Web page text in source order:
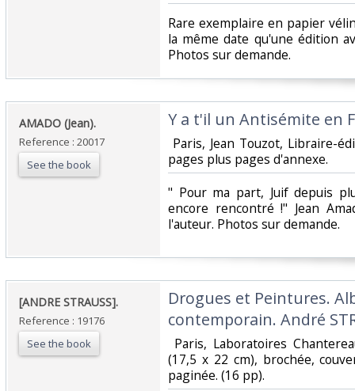
‎Rare exemplaire en papier
la même date qu'une édition
Photos sur demande.‎
‎AMADO (Jean).‎
Reference : 20017
See the book
‎Y a t'il un Antisémite en
Paris, Jean Touzot, Libraire-
pages plus pages d'annexe. ‎
‎" Pour ma part, Juif depuis
encore rencontré !" Jean
l'auteur. Photos sur demande.‎
‎[ANDRE STRAUSS].‎
Reference : 19176
See the book
‎Drogues et Peintures.
contemporain. André
Paris, Laboratoires
(17,5 x 22 cm), brochée,
paginée. (16 pp). ‎